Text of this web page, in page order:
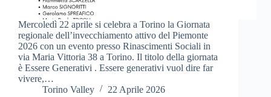
Mercoledì 22 aprile si celebra a Torino la Giornata
regionale dell’invecchiamento attivo del Piemonte
2026 con un evento presso Rinascimenti Sociali in
via Maria Vittoria 38 a Torino. Il titolo della giornata
è Essere Generativi . Essere generativi vuol dire far
vivere,…
Torino Valley
22 Aprile 2026